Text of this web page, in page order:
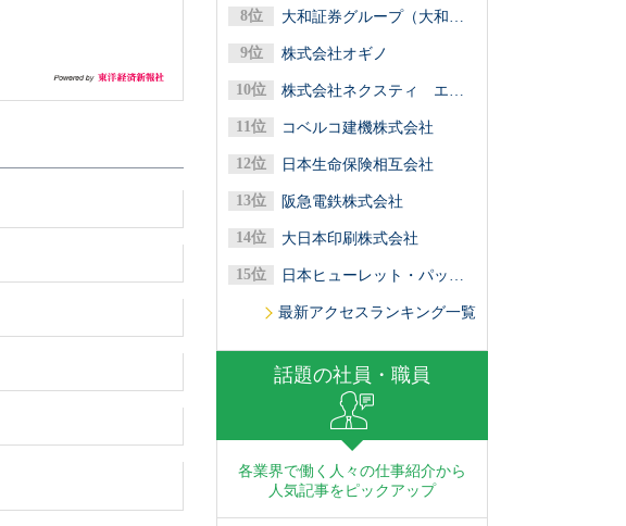
大和証券グループ（大和証券／大和アセットマネジメント／大和総研）
株式会社オギノ
株式会社ネクスティ エレクトロニクス
コベルコ建機株式会社
日本生命保険相互会社
阪急電鉄株式会社
大日本印刷株式会社
日本ヒューレット・パッカード合同会社
最新アクセスランキング一覧
話題の社員・職員
各業界で働く人々の仕事紹介から
人気記事をピックアップ